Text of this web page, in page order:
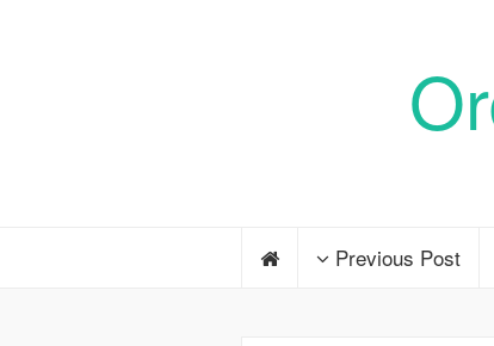
Previous Post